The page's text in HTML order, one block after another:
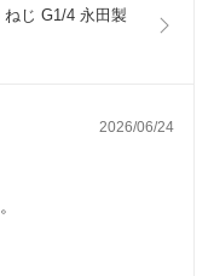
じ G1/4 永田製
2026/06/24